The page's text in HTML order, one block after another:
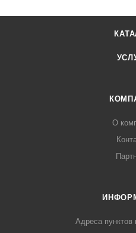
О
Адреса пунктов